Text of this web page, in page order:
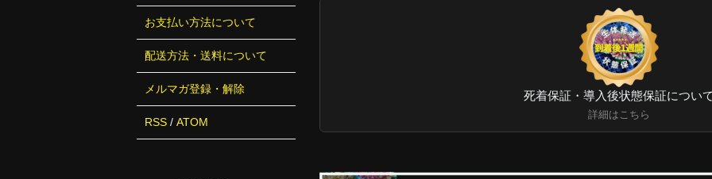
死着保証・導入後状態保証につい
詳細はこちら
お支払い方法について
配送方法・送料について
メルマガ登録・解除
RSS / ATOM